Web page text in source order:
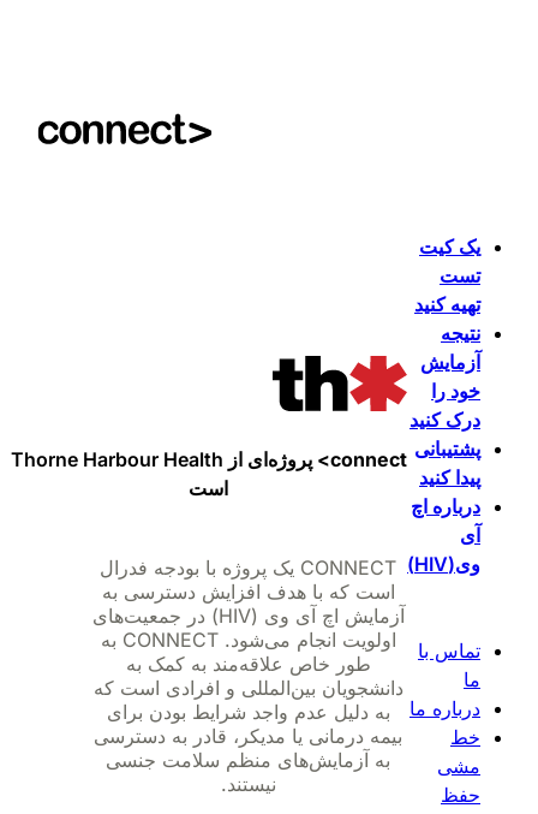
یک کیت
تهیه کنید
نتیجه
آزمایش
درک کنید
پشتیبانی
پیدا کنید
درباره اچ
تماس با
درباره ما
connect>
پروژه‌ای از Thorne Harbour Health
CONNECT یک پروژه با بودجه فدرال
است که با هدف افزایش دسترسی به
آزمایش اچ آی وی (HIV) در جمعیت‌های
اولویت انجام می‌شود. CONNECT به
طور خاص علاقه‌مند به کمک به
دانشجویان بین‌المللی و افرادی است که
به دلیل عدم واجد شرایط بودن برای
بیمه درمانی یا مدیکر، قادر به دسترسی
به آزمایش‌های منظم سلامت جنسی
نیستند.